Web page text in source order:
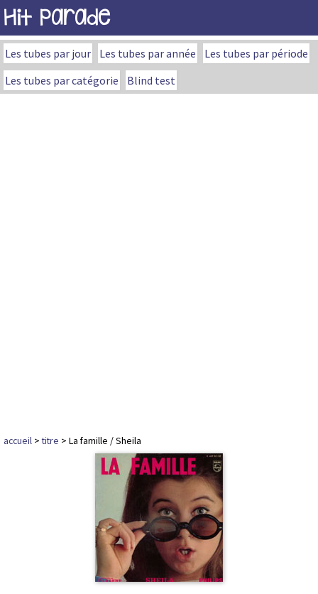
Hit Parade
Les tubes par jour Les tubes par année
Les tubes par période
Les tubes par catégorie
Blind test
accueil >titre > La famille / Sheila